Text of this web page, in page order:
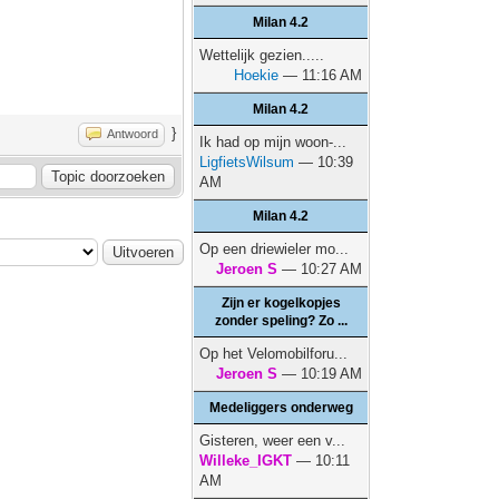
Antwoord }
Milan 4.2
Wettelijk gezien.....
Hoekie — 11:16 AM
Milan 4.2
Ik had op mijn woon-...
LigfietsWilsum — 10:39
AM
Milan 4.2
Op een driewieler mo...
Jeroen S — 10:27 AM
Zijn er kogelkopjes
zonder speling? Zo ...
Op het Velomobilforu...
Jeroen S — 10:19 AM
Medeliggers onderweg
Gisteren, weer een v...
Willeke_IGKT — 10:11
AM